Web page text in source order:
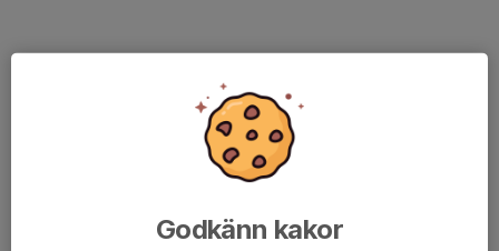
Godkänn kakor